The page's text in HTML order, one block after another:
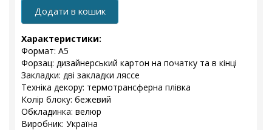
Додати в кошик
Характеристики:
Формат: А5
Форзац: дизайнерський картон на початку та в кінці
Закладки: дві закладки ляссе
Техніка декору: термотрансферна плівка
Колір блоку: бежевий
Обкладинка: велюр
Виробник: Україна